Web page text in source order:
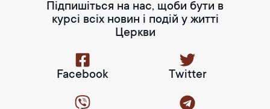
Підпишіться на нас, щоби бути в
курсі всіх новин і подій у житті
Церкви
Facebook Twitter